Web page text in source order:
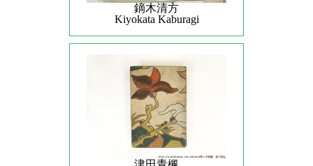
鏑木清方
Kiyokata Kaburagi